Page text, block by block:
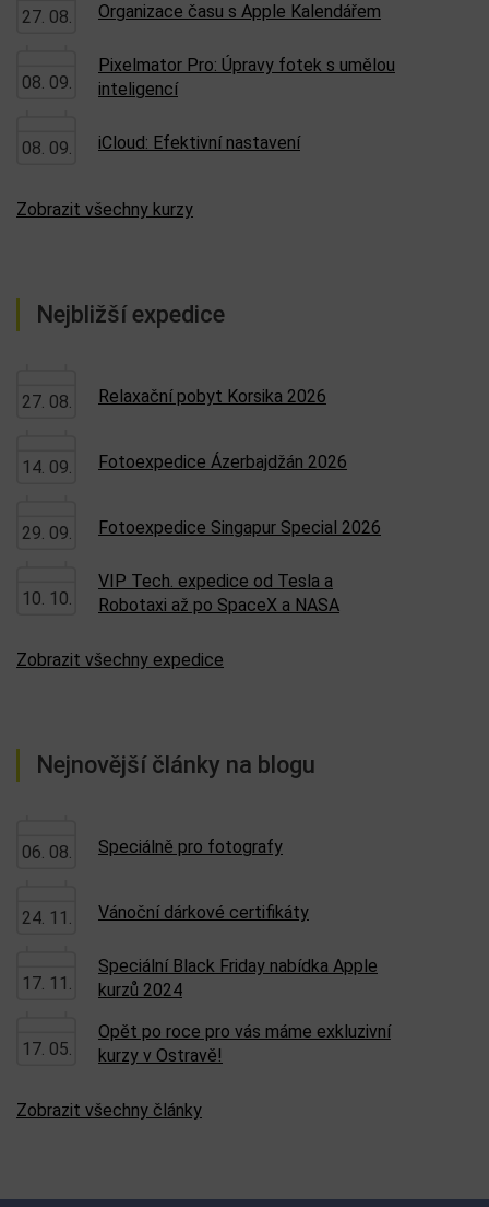
27. 08. Organizace času s Apple Kalendářem
08. 09.
Pixelmator Pro: Úpravy fotek s umělou
inteligencí
08. 09. iCloud: Efektivní nastavení
Zobrazit všechny kurzy
Nejbližší expedice
27. 08. Relaxační pobyt Korsika 2026
14. 09. Fotoexpedice Ázerbajdžán 2026
29. 09. Fotoexpedice Singapur Special 2026
10. 10.
VIP Tech. expedice od Tesla a
Robotaxi až po SpaceX a NASA
Zobrazit všechny expedice
Nejnovější články na blogu
06. 08. Speciálně pro fotografy
24. 11. Vánoční dárkové certifikáty
17. 11.
Speciální Black Friday nabídka Apple
kurzů 2024
17. 05.
Opět po roce pro vás máme exkluzivní
kurzy v Ostravě!
Zobrazit všechny články